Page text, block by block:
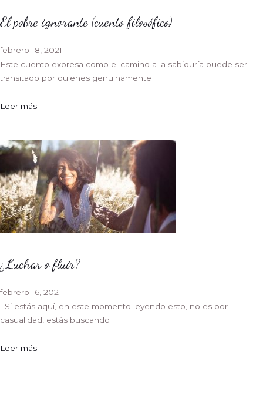
El pobre ignorante (cuento filosófico)
febrero 18, 2021
Este cuento expresa como el camino a la sabiduría puede ser
transitado por quienes genuinamente
Leer más
¿Luchar o fluir?
febrero 16, 2021
Si estás aquí, en este momento leyendo esto, no es por
casualidad, estás buscando
Leer más